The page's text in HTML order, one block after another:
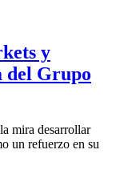
y
del Grupo
mira desarrollar
un refuerzo en su